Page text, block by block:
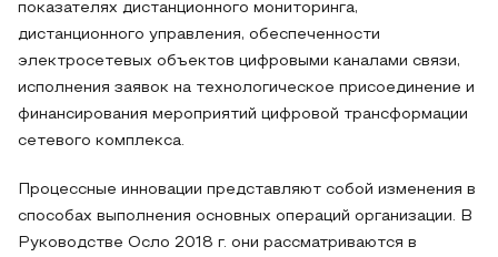
показателях дистанционного мониторинга,
дистанционного управления, обеспеченности
электросетевых объектов цифровыми каналами связи,
исполнения заявок на технологическое присоединение и
финансирования мероприятий цифровой трансформации
сетевого комплекса.
Процессные инновации представляют собой изменения в
способах выполнения основных операций организации. В
Руководстве Осло 2018 г. они рассматриваются в